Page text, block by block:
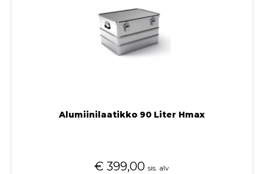
Alumiinilaatikko 90 Liter Hmax
€ 399,00 sis. alv